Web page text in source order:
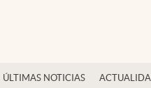
ÚLTIMAS NOTICIAS
Actualidad